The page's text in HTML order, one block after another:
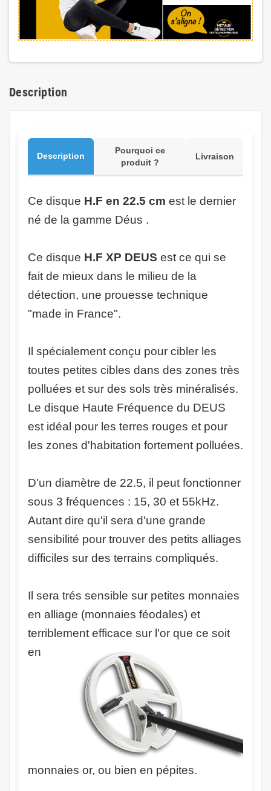
Description
Description
Pourquoi ce
produit ?
Livraison
Ce disque H.F en 22.5 cm est le dernier
né de la gamme Déus .
Ce disque H.F XP DEUS est ce qui se
fait de mieux dans le milieu de la
détection, une prouesse technique
"made in France".
Il spécialement conçu pour cibler les
toutes petites cibles dans des zones très
polluées et sur des sols très minéralisés.
Le disque Haute Fréquence du DEUS
est idéal pour les terres rouges et pour
les zones d'habitation fortement polluées.
D'un diamètre de 22.5, il peut fonctionner
sous 3 fréquences : 15, 30 et 55kHz.
Autant dire qu'il sera d'une grande
sensibilité pour trouver des petits alliages
difficiles sur des terrains compliqués.
Il sera trés sensible sur petites monnaies
en alliage (monnaies féodales) et
terriblement efficace sur l'or que ce soit
en
monnaies or, ou bien en pépites.